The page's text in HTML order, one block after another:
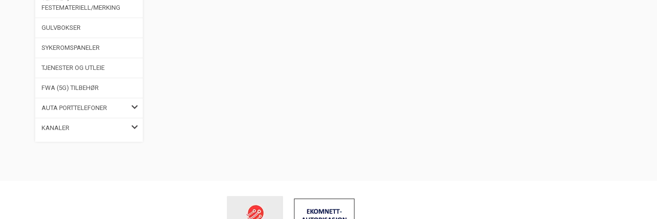
FESTEMATERIELL/MERKING
GULVBOKSER
SYKEROMSPANELER
TJENESTER OG UTLEIE
FWA (5G) TILBEHØR
AUTA PORTTELEFONER
KANALER